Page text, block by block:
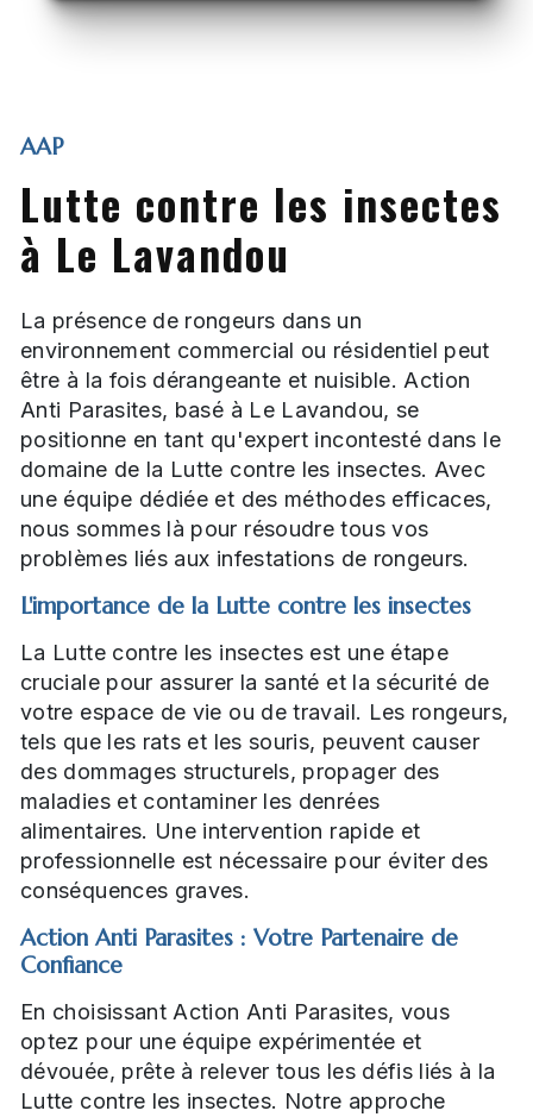
AAP
Lutte contre les insectes
à Le Lavandou
La présence de rongeurs dans un
environnement commercial ou résidentiel peut
être à la fois dérangeante et nuisible. Action
Anti Parasites, basé à Le Lavandou, se
positionne en tant qu'expert incontesté dans le
domaine de la Lutte contre les insectes. Avec
une équipe dédiée et des méthodes efficaces,
nous sommes là pour résoudre tous vos
problèmes liés aux infestations de rongeurs.
L'importance de la Lutte contre les insectes
La Lutte contre les insectes est une étape
cruciale pour assurer la santé et la sécurité de
votre espace de vie ou de travail. Les rongeurs,
tels que les rats et les souris, peuvent causer
des dommages structurels, propager des
maladies et contaminer les denrées
alimentaires. Une intervention rapide et
professionnelle est nécessaire pour éviter des
conséquences graves.
Action Anti Parasites : Votre Partenaire de
Confiance
En choisissant Action Anti Parasites, vous
optez pour une équipe expérimentée et
dévouée, prête à relever tous les défis liés à la
Lutte contre les insectes. Notre approche